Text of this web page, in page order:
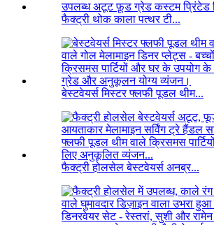
फैक्ट्री थोक काला पत्थर टी...
बेस्टवेयर्स मिस्टर फ्लफी पूडल थीम...
फैक्ट्री होलसेल बेस्टवेयर्स अनब्र...